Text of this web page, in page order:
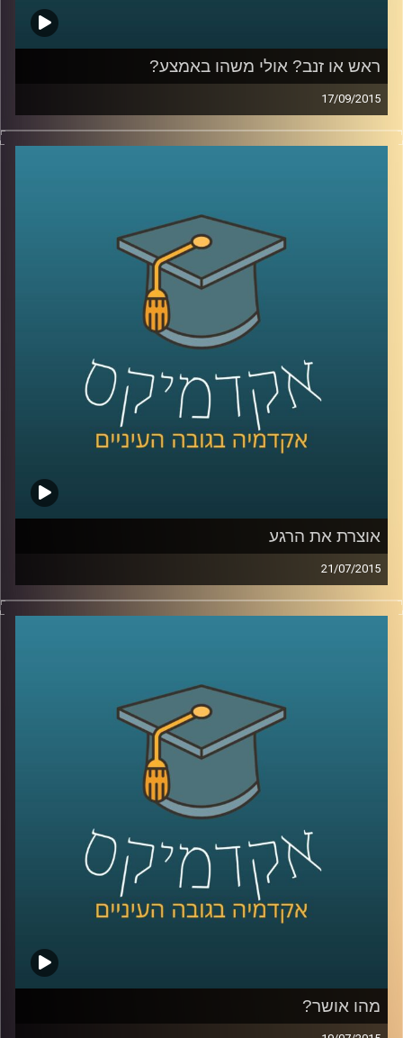
ראש או זנב? אולי משהו באמצע?
17/09/2015
דוקטור גבריאלה ברזין וגיל מרקוביץ קוראות יחד
יש לשאוף, אותה יש לזהות ולתרגל באופן שונה
מאדם לאדם, המידה המבלבלת, שכדאי להכיר
לקראת השנה החדשה. המידה האמצעית
מלמדת אותנו, בין היתר, על מורכבות הנפש ועל
הביטוי השגור בתרבות היהודית "לפנים משורת
קרדיט תמונות:AudioVersity
אוצרת את הרגע
21/07/2015
איה מירון, אוצרת משנה לאמנות ישראלית
של מוזיאון ישראל שוחחנו על אודות התערוכה
",המתמקדת ביצירה הישראלית
בשנת חניכת המוזיאון, תערוכה שמאפייניה
שונים בתכלית מאופן אוצרותן המקובל של
תערוכות, דבר שיצר תוצר אוצרותי שונה ומרתק.
לכו לבקר!
AudioVersity
מהו אושר?